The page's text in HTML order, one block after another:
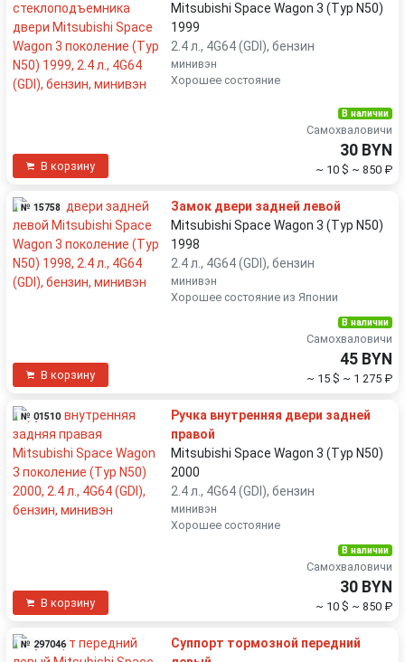
Mitsubishi Space Wagon 3 (Typ N50)
1999
2.4 л., 4G64 (GDI), бензин
минивэн
Хорошее состояние
В корзину
В наличии
Самохваловичи
30 BYN
~ 10 $ ~ 850 ₽
№ 15758
Замок двери задней левой
Mitsubishi Space Wagon 3 (Typ N50)
1998
2.4 л., 4G64 (GDI), бензин
минивэн
Хорошее состояние из Японии
В корзину
В наличии
Самохваловичи
45 BYN
~ 15 $ ~ 1 275 ₽
№ 01510
Ручка внутренняя двери задней
правой
Mitsubishi Space Wagon 3 (Typ N50)
2000
2.4 л., 4G64 (GDI), бензин
минивэн
Хорошее состояние
В корзину
В наличии
Самохваловичи
30 BYN
~ 10 $ ~ 850 ₽
№ 297046
Суппорт тормозной передний